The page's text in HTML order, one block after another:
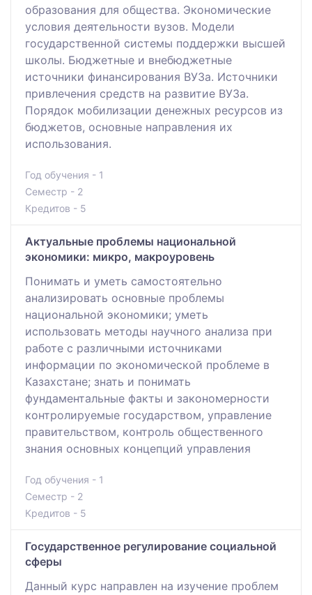
образования для общества. Экономические
условия деятельности вузов. Модели
государственной системы поддержки высшей
школы. Бюджетные и внебюджетные
источники финансирования ВУЗа. Источники
привлечения средств на развитие ВУЗа.
Порядок мобилизации денежных ресурсов из
бюджетов, основные направления их
использования.
Год обучения - 1
Семестр - 2
Кредитов - 5
Актуальные проблемы национальной
экономики: микро, макроуровень
Понимать и уметь самостоятельно
анализировать основные проблемы
национальной экономики; уметь
использовать методы научного анализа при
работе с различными источниками
информации по экономической проблеме в
Казахстане; знать и понимать
фундаментальные факты и закономерности
контролируемые государством, управление
правительством, контроль общественного
знания основных концепций управления
Год обучения - 1
Семестр - 2
Кредитов - 5
Государственное регулирование социальной
сферы
Данный курс направлен на изучение проблем